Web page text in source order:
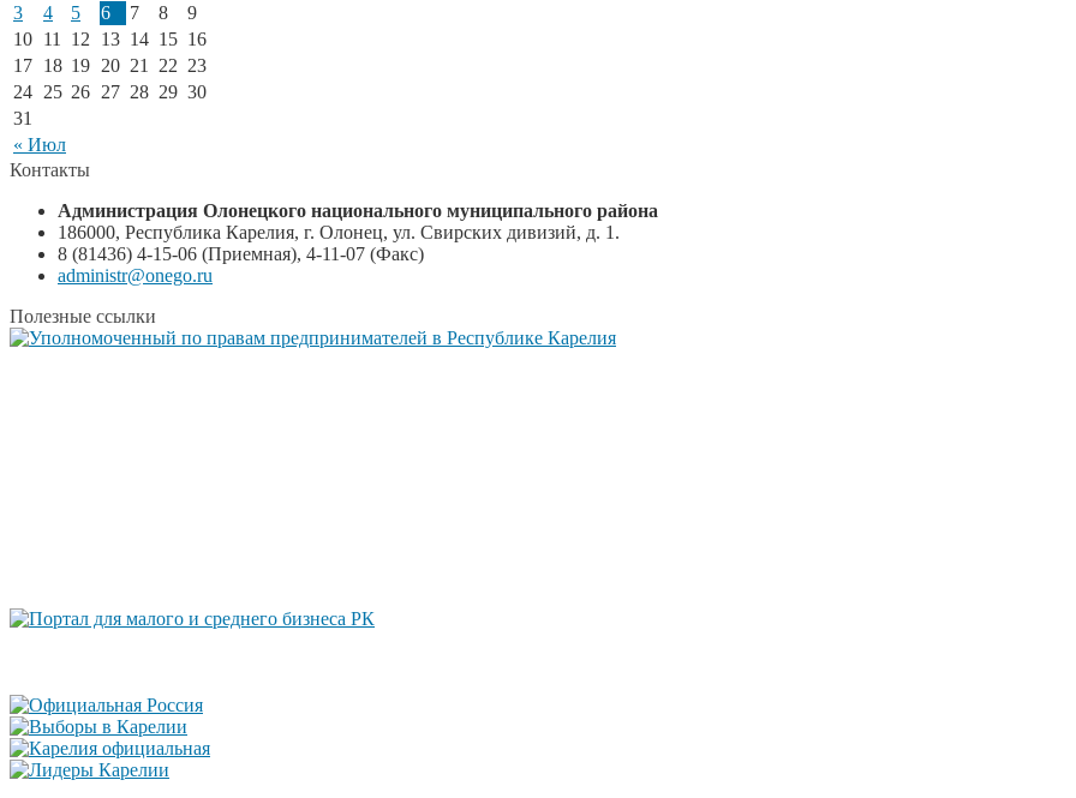
« Июл
3
4 5 6 7 8
9
10 11 12 13 14 15 16
17 18 19 20 21 22 23
24 25 26 27 28 29 30
31
Контакты
Администрация Олонецкого национального муниципального района
186000, Республика Карелия, г. Олонец, ул. Свирских дивизий, д. 1.
8 (81436) 4-15-06 (Приемная), 4-11-07 (Факс)
administr@onego.ru
Полезные ссылки